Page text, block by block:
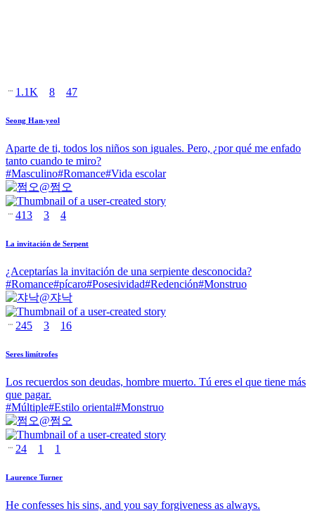
1.1K 8 47
Seong Han-yeol
Aparte de ti, todos los niños son iguales. Pero, ¿por qué me enfado
tanto cuando te miro?
#Masculino#Romance#Vida escolar
@쩜오
413 3 4
La invitación de Serpent
¿Aceptarías la invitación de una serpiente desconocida?
#Romance#pícaro#Posesividad#Redención#Monstruo
@쟈낙
245 3 16
Seres limítrofes
Los recuerdos son deudas, hombre muerto. Tú eres el que tiene más
que pagar.
#Múltiple#Estilo oriental#Monstruo
@쩜오
24 1 1
Laurence Turner
He confesses his sins, and you say forgiveness as always.